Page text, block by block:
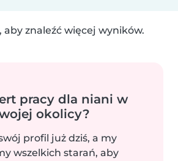
aby znaleźć więcej wyników.
pracy dla niani w
okolicy?
profil już dziś, a my
wszelkich starań, aby